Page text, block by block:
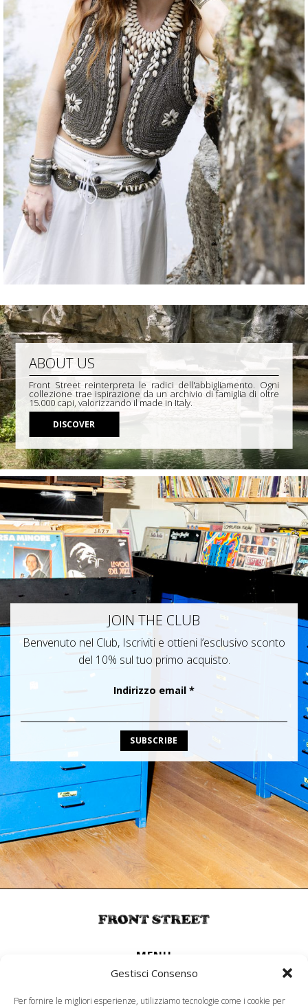
Gestisci Consenso
Per fornire le migliori esperienze, utilizziamo tecnologie come i cookie per
ABOUT US
Front Street reinterpreta le radici dell'abbigliamento. Ogni
collezione trae ispirazione da un archivio di famiglia di oltre
15.000 capi, valorizzando il made in Italy.
DISCOVER
JOIN THE CLUB
Benvenuto nel Club, Iscriviti e ottieni l’esclusivo sconto
del 10% sul tuo primo acquisto.
Indirizzo email *
MENU
About